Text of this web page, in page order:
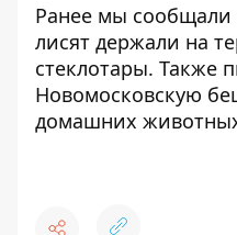
Ранее мы сообщали
лисят держали на
стеклотары. Также
Новомосковскую
домашних